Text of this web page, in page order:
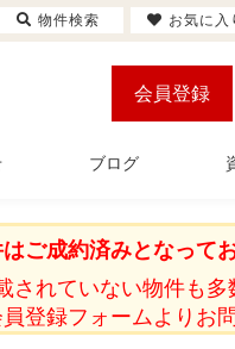
会員登録
ブログ
ご成約済みとなってお
されていない物件も多
登録フォームよりお
物件検索 お気に入